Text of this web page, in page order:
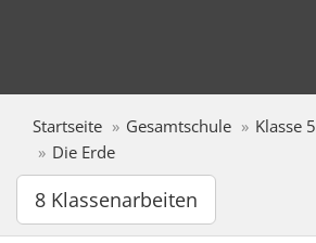
Startseite Gesamtschule Klasse 5
Die Erde
8 Klassenarbeiten